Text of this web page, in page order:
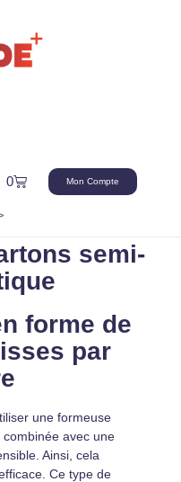
0
Panier Mon Compte
semi-
forme de
par
une formeuse
avec une
Ainsi, cela
Ce type de